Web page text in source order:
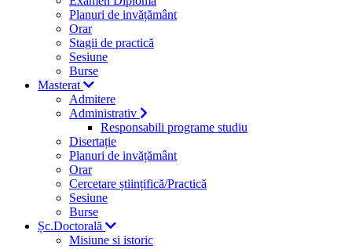
Planuri de invățământ
Orar
Stagii de practică
Sesiune
Burse
Masterat
Admitere
Administrativ
Responsabili programe studiu
Disertație
Planuri de invățământ
Orar
Cercetare științifică/Practică
Sesiune
Burse
Șc.Doctorală
Misiune si istoric